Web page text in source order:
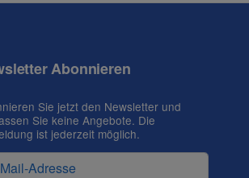
Abonnieren
Sie jetzt den Newsletter und
Sie keine Angebote. Die
ist jederzeit möglich.